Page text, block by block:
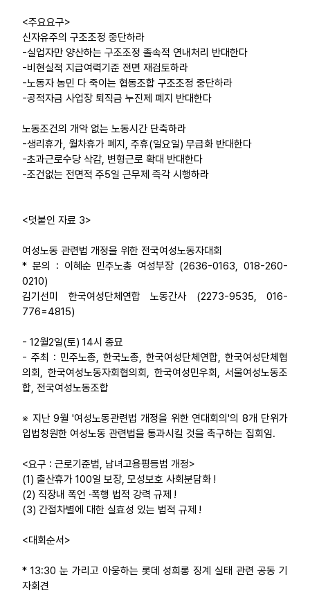
<주요요구>
신자유주의 구조조정 중단하라
-실업자만 양산하는 구조조정 졸속적 연내처리 반대한다
-비현실적 지급여력기준 전면 재검토하라
-노동자 농민 다 죽이는 협동조합 구조조정 중단하라
-공적자금 사업장 퇴직금 누진제 폐지 반대한다
노동조건의 개악 없는 노동시간 단축하라
-생리휴가, 월차휴가 폐지, 주휴(일요일) 무급화 반대한다
-초과근로수당 삭감, 변형근로 확대 반대한다
-조건없는 전면적 주5일 근무제 즉각 시행하라
<덧붙인 자료 3>
여성노동 관련법 개정을 위한 전국여성노동자대회
* 문의 : 이혜순 민주노총 여성부장 (2636-0163, 018-260-
0210)
김기선미 한국여성단체연합 노동간사 (2273-9535, 016-
776=4815)
- 12월2일(토) 14시 종묘
- 주최 : 민주노총, 한국노총, 한국여성단체연합, 한국여성단체협
의회, 한국여성노동자회협의회, 한국여성민우회, 서울여성노동조
합, 전국여성노동조합
※ 지난 9월 '여성노동관련법 개정을 위한 연대회의'의 8개 단위가
입법청원한 여성노동 관련법을 통과시킬 것을 촉구하는 집회임.
<요구 : 근로기준법, 남녀고용평등법 개정>
(1) 출산휴가 100일 보장, 모성보호 사회분담화 !
(2) 직장내 폭언 ·폭행 법적 강력 규제 !
(3) 간접차별에 대한 실효성 있는 법적 규제 !
<대회순서>
* 13:30 눈 가리고 아웅하는 롯데 성희롱 징계 실태 관련 공동 기
자회견